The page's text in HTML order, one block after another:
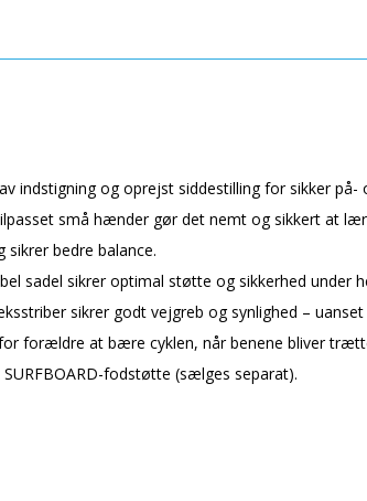
indstigning og oprejst siddestilling for sikker på-
små hænder gør det nemt og sikkert at
bedre balance.
sadel sikrer optimal støtte og sikkerhed under
sikrer godt vejgreb og synlighed –
forældre at bære cyklen, når benene bliver
fodstøtte (sælges separat).